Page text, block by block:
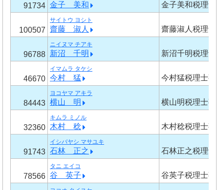
91734 金子 美和 金子美和税理士
100507
サイトウ ヨシト
齋藤 淑人 齋藤淑人税理士
96788
ニイヌマ チアキ
新沼 千明 新沼千明税理士
46670
イマムラ タケシ
今村 猛 今村猛税理士事
84443
ヨコヤマ アキラ
横山 明 横山明税理士事
32360
キムラ ミノル
木村 稔 木村稔税理士事
91743
イシバヤシ マサユキ
石林 正之 石林正之税理士
78566
タニ エイコ
谷 英子 谷英子税理士事